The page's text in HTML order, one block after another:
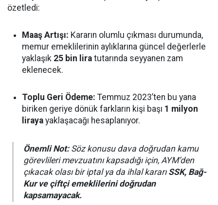
özetledi:
Maaş Artışı: Kararın olumlu çıkması durumunda,
memur emeklilerinin aylıklarına güncel değerlerle
yaklaşık 25 bin lira tutarında seyyanen zam
eklenecek.
Toplu Geri Ödeme: Temmuz 2023’ten bu yana
biriken geriye dönük farkların kişi başı 1 milyon
liraya yaklaşacağı hesaplanıyor.
Önemli Not:Söz konusu dava doğrudan kamu
görevlileri mevzuatını kapsadığı için, AYM’den
çıkacak olası bir iptal ya da ihlal kararı SSK, Bağ-
Kur ve çiftçi emeklilerini doğrudan
kapsamayacak.